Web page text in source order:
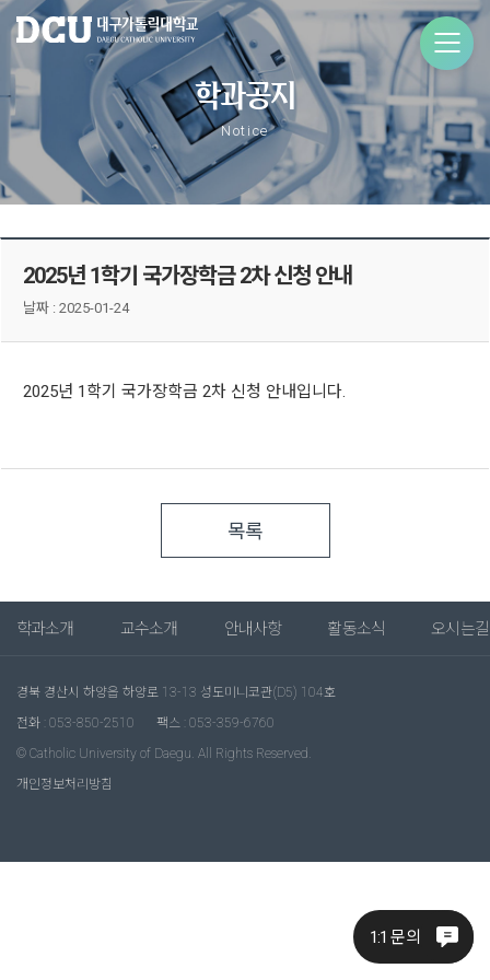
1:1 문의
학과공지
Notice
2025년 1학기 국가장학금 2차 신청 안내
날짜 : 2025-01-24
2025년 1학기 국가장학금 2차 신청 안내입니다.
목록
학과소개 교수소개 안내사항 활동소식 오시는길
경북 경산시 하양읍 하양로 13-13 성도미니코관(D5) 104호
전화 : 053-850-2510
팩스 : 053-359-6760
© Catholic University of Daegu. All Rights Reserved.
개인정보처리방침